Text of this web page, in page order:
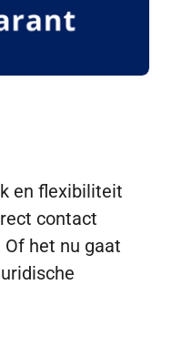
en flexibiliteit
contact
het nu gaat